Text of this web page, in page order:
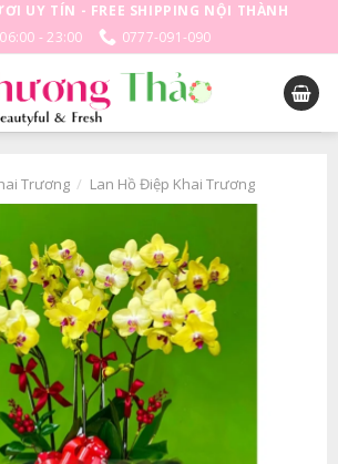
UY TÍN - FREE SHIPPING NỘI THÀNH
06:00 - 23:00
0777-091-090
Trương / Lan Hồ Điệp Khai Trương